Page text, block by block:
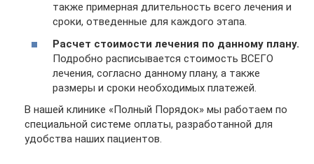
также примерная длительность всего лечения и
сроки, отведенные для каждого этапа.
Расчет стоимости лечения по данному плану.
Подробно расписывается стоимость ВСЕГО
лечения, согласно данному плану, а также
размеры и сроки необходимых платежей.
В нашей клинике «Полный Порядок» мы работаем по
специальной системе оплаты, разработанной для
удобства наших пациентов.